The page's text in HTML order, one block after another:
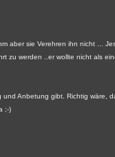
aber sie Verehren ihn nicht ...
zu werden ..er wollte nicht als
Anbetung gibt. Richtig wäre,
;-)